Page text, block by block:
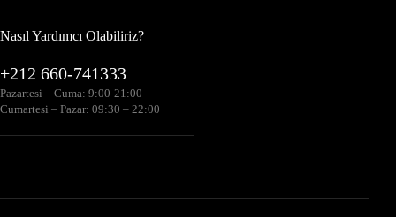
Nasıl Yardımcı Olabiliriz?
+212 660-741333
Pazartesi – Cuma: 9:00-21:00
Cumartesi – Pazar: 09:30 – 22:00